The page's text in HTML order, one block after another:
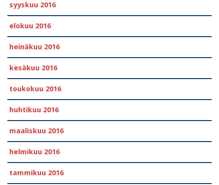
syyskuu 2016
elokuu 2016
heinäkuu 2016
kesäkuu 2016
toukokuu 2016
huhtikuu 2016
maaliskuu 2016
helmikuu 2016
tammikuu 2016